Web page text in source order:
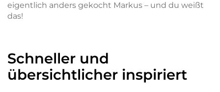
eigentlich anders gekocht Markus – und du weißt
das!
Schneller und
übersichtlicher inspiriert